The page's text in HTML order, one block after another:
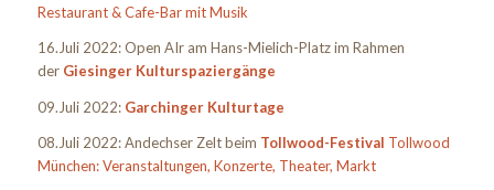
Restaurant & Cafe-Bar mit Musik
16.Juli 2022: Open AIr am Hans-Mielich-Platz im Rahmen
der Giesinger Kulturspaziergänge
09.Juli 2022: Garchinger Kulturtage
08.Juli 2022: Andechser Zelt beim Tollwood-Festival Tollwood
München: Veranstaltungen, Konzerte, Theater, Markt